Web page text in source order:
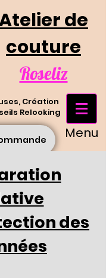
de
couture
Roseliz
Création
Relooking
Menu
des